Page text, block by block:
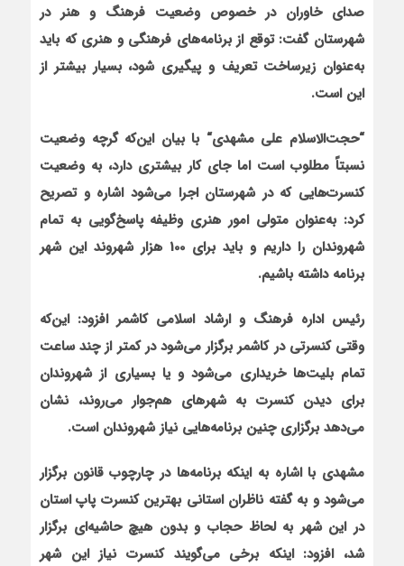
صدای خاوران در خصوص وضعیت فرهنگ و هنر در
شهرستان گفت: توقع از برنامه‌های فرهنگی و هنری که باید
به‌عنوان زیرساخت تعریف و پیگیری شود، بسیار بیشتر از
این است.
“حجت‌الاسلام علی مشهدی“ با بیان این‌که گرچه وضعیت
نسبتاً مطلوب است اما جای کار بیشتری دارد، به وضعیت
کنسرت‌هایی که در شهرستان اجرا می‌شود اشاره و تصریح
کرد: به‌عنوان متولی امور هنری وظیفه پاسخ‌گویی به تمام
شهروندان را داریم و باید برای 100 هزار شهروند این شهر
برنامه داشته باشیم.
رئیس اداره فرهنگ و ارشاد اسلامی کاشمرافزود: این‌که
وقتی کنسرتی در کاشمر برگزار می‌شود در کمتر از چند ساعت
تمام بلیت‌ها خریداری می‌شود و یا بسیاری از شهروندان
برای دیدن کنسرت به شهرهای هم‌جوار می‌روند، نشان
می‌دهد برگزاری چنین برنامه‌هایی نیاز شهروندان است.
مشهدی با اشاره به اینکه برنامه‌ها در چارچوب قانون برگزار
می‌شود و به گفته ناظران استانی بهترین کنسرت پاپ استان
در این شهر به لحاظ حجاب و بدون هیچ حاشیه‌ای برگزار
شد، افزود: اینکه برخی می‌گویند کنسرت نیاز این شهر